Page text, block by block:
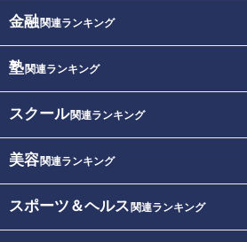
金融関連ランキング
塾関連ランキング
スクール関連ランキング
美容関連ランキング
スポーツ＆ヘルス 関連ランキング